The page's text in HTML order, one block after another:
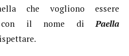
che vogliono essere
con il nome diPaella